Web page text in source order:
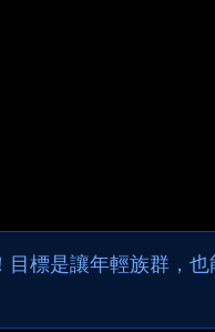
標是讓年輕族群，